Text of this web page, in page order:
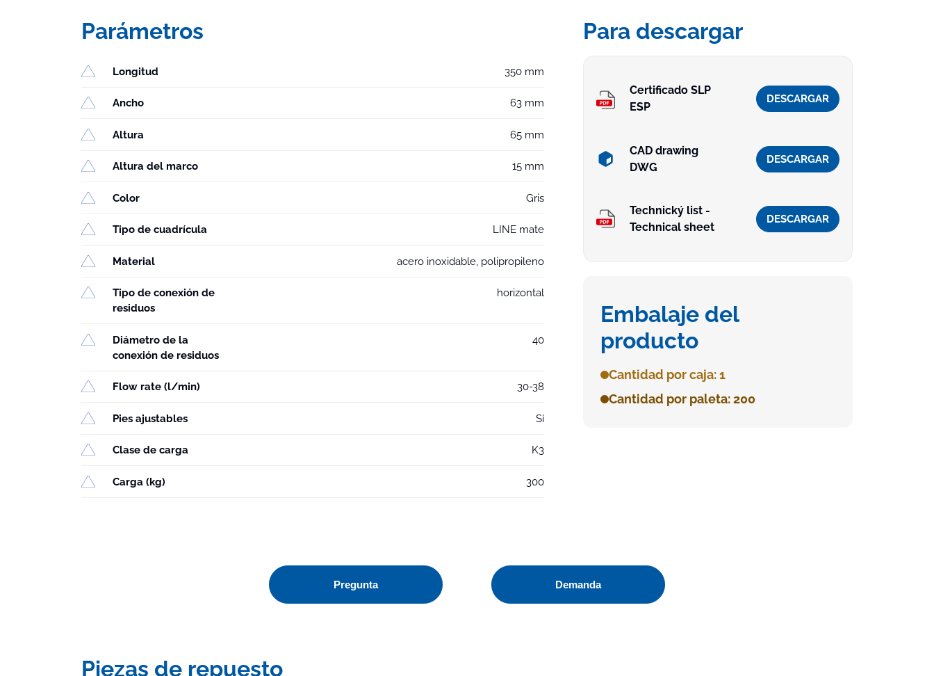
Parámetros
Longitud 350 mm
Ancho 63 mm
Altura 65 mm
Altura del marco 15 mm
Color Gris
Tipo de cuadrícula LINE mate
Material acero inoxidable, polipropileno
Tipo de conexión de
residuos
horizontal
Diámetro de la
conexión de residuos
40
Flow rate (l/min) 30-38
Pies ajustables Sí
Clase de carga K3
Carga (kg) 300
Para descargar
Certificado SLP
ESP
DESCARGAR
CAD drawing
DWG
DESCARGAR
Technický list -
Technical sheet
DESCARGAR
Embalaje del
producto
Cantidad por caja: 1
Cantidad por paleta: 200
Pregunta Demanda
Piezas de repuesto